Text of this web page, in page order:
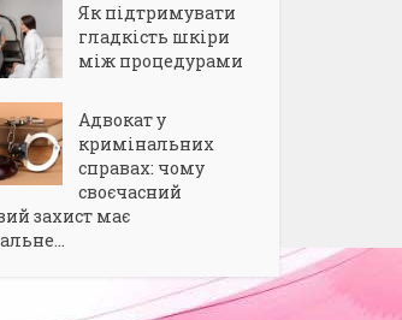
Як підтримувати
гладкість шкіри
між процедурами
Адвокат у
кримінальних
справах: чому
своєчасний
захист має